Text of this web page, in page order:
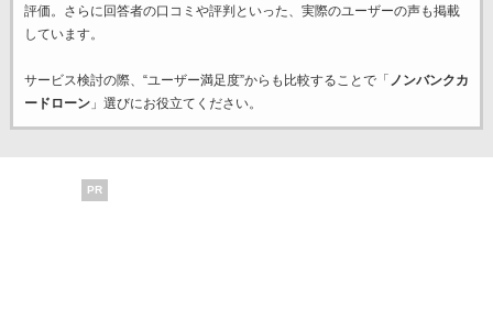
評価。さらに回答者の口コミや評判といった、実際のユーザーの声も掲載
しています。
サービス検討の際、“ユーザー満足度”からも比較することで「 ノンバンクカ
ードローン」選びにお役立てください。
PR